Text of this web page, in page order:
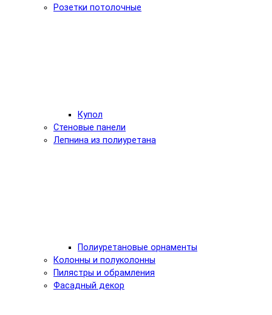
Розетки потолочные
Купол
Стеновые панели
Лепнина из полиуретана
Полиуретановые орнаменты
Колонны и полуколонны
Пилястры и обрамления
Фасадный декор